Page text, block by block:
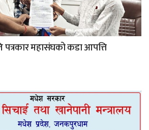
पत्रकार महासंघको कडा आपत्ति